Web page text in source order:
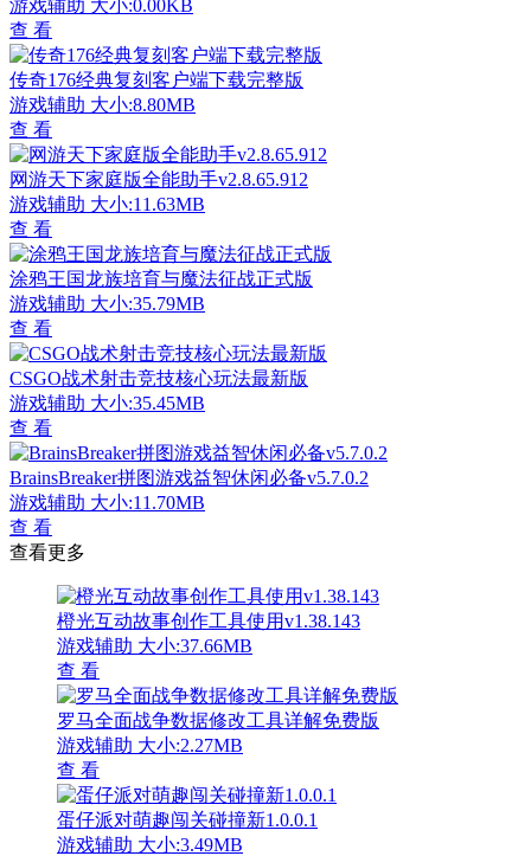
游戏辅助 大小:0.00KB
查 看
传奇176经典复刻客户端下载完整版
游戏辅助 大小:8.80MB
查 看
网游天下家庭版全能助手v2.8.65.912
游戏辅助 大小:11.63MB
查 看
涂鸦王国龙族培育与魔法征战正式版
游戏辅助 大小:35.79MB
查 看
CSGO战术射击竞技核心玩法最新版
游戏辅助 大小:35.45MB
查 看
BrainsBreaker拼图游戏益智休闲必备v5.7.0.2
游戏辅助 大小:11.70MB
查 看
查看更多
橙光互动故事创作工具使用v1.38.143
游戏辅助 大小:37.66MB
查 看
罗马全面战争数据修改工具详解免费版
游戏辅助 大小:2.27MB
查 看
蛋仔派对萌趣闯关碰撞新1.0.0.1
游戏辅助 大小:3.49MB